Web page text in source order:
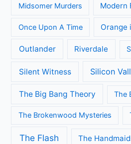
Midsomer Murders Modern
Once Upon A Time Orange
Outlander Riverdale
Silent Witness Silicon
The Big Bang Theory The
The Brokenwood Mysteries
The Flash The